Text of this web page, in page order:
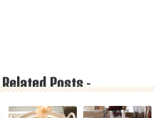
Related Posts-